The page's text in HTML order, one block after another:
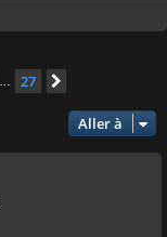
27
Aller à